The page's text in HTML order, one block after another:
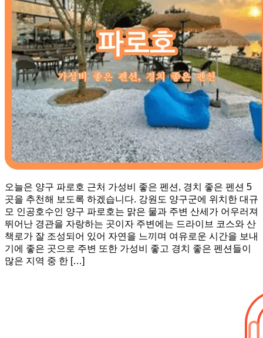
오늘은 양구 파로호 근처 가성비 좋은 펜션, 경치 좋은 펜션 5
곳을 추천해 보도록 하겠습니다. 강원도 양구군에 위치한 대규
모 인공호수인 양구 파로호는 맑은 물과 주변 산세가 어우러져
뛰어난 경관을 자랑하는 곳이자 주변에는 드라이브 코스와 산
책로가 잘 조성되어 있어 자연을 느끼며 여유로운 시간을 보내
기에 좋은 곳으로 주변 또한 가성비 좋고 경치 좋은 펜션들이
많은 지역 중 한 […]